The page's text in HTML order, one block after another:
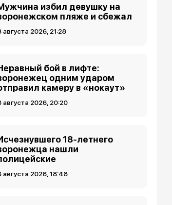
избил девушку на
пляже и сбежал
августа 2026, 21:28
бой в лифте:
одним ударом
камеру в «нокаут»
августа 2026, 20:20
18-летнего
нашли
августа 2026, 18:48